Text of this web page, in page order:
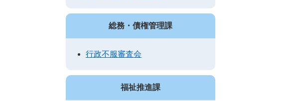
総務・債権管理課
行政不服審査会
福祉推進課